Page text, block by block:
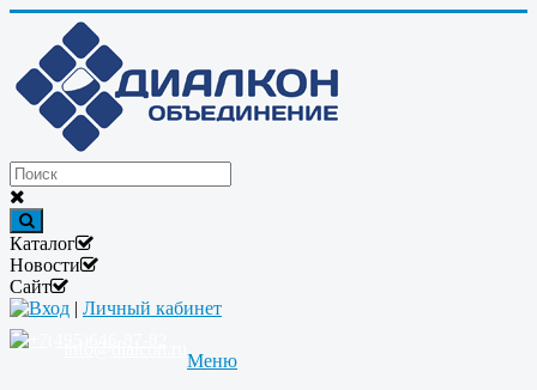
Каталог
Новости
Сайт
Вход | Личный кабинет
Меню